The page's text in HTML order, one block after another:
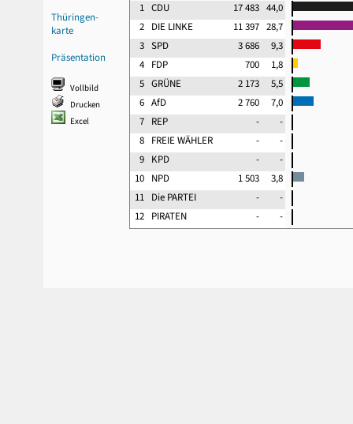
Thüringen-
karte
Präsentation
Vollbild
Drucken
Excel
1 CDU 17 483 44,0
2 DIE LINKE 11 397 28,7
3 SPD 3 686
9,3
4 FDP 700
1,8
5 GRÜNE 2 173
5,5
6 AfD 2 760
7,0
7 REP -
-
8 FREIE WÄHLER -
-
9 KPD -
-
10 NPD 1 503
3,8
11 Die PARTEI -
-
12 PIRATEN - -